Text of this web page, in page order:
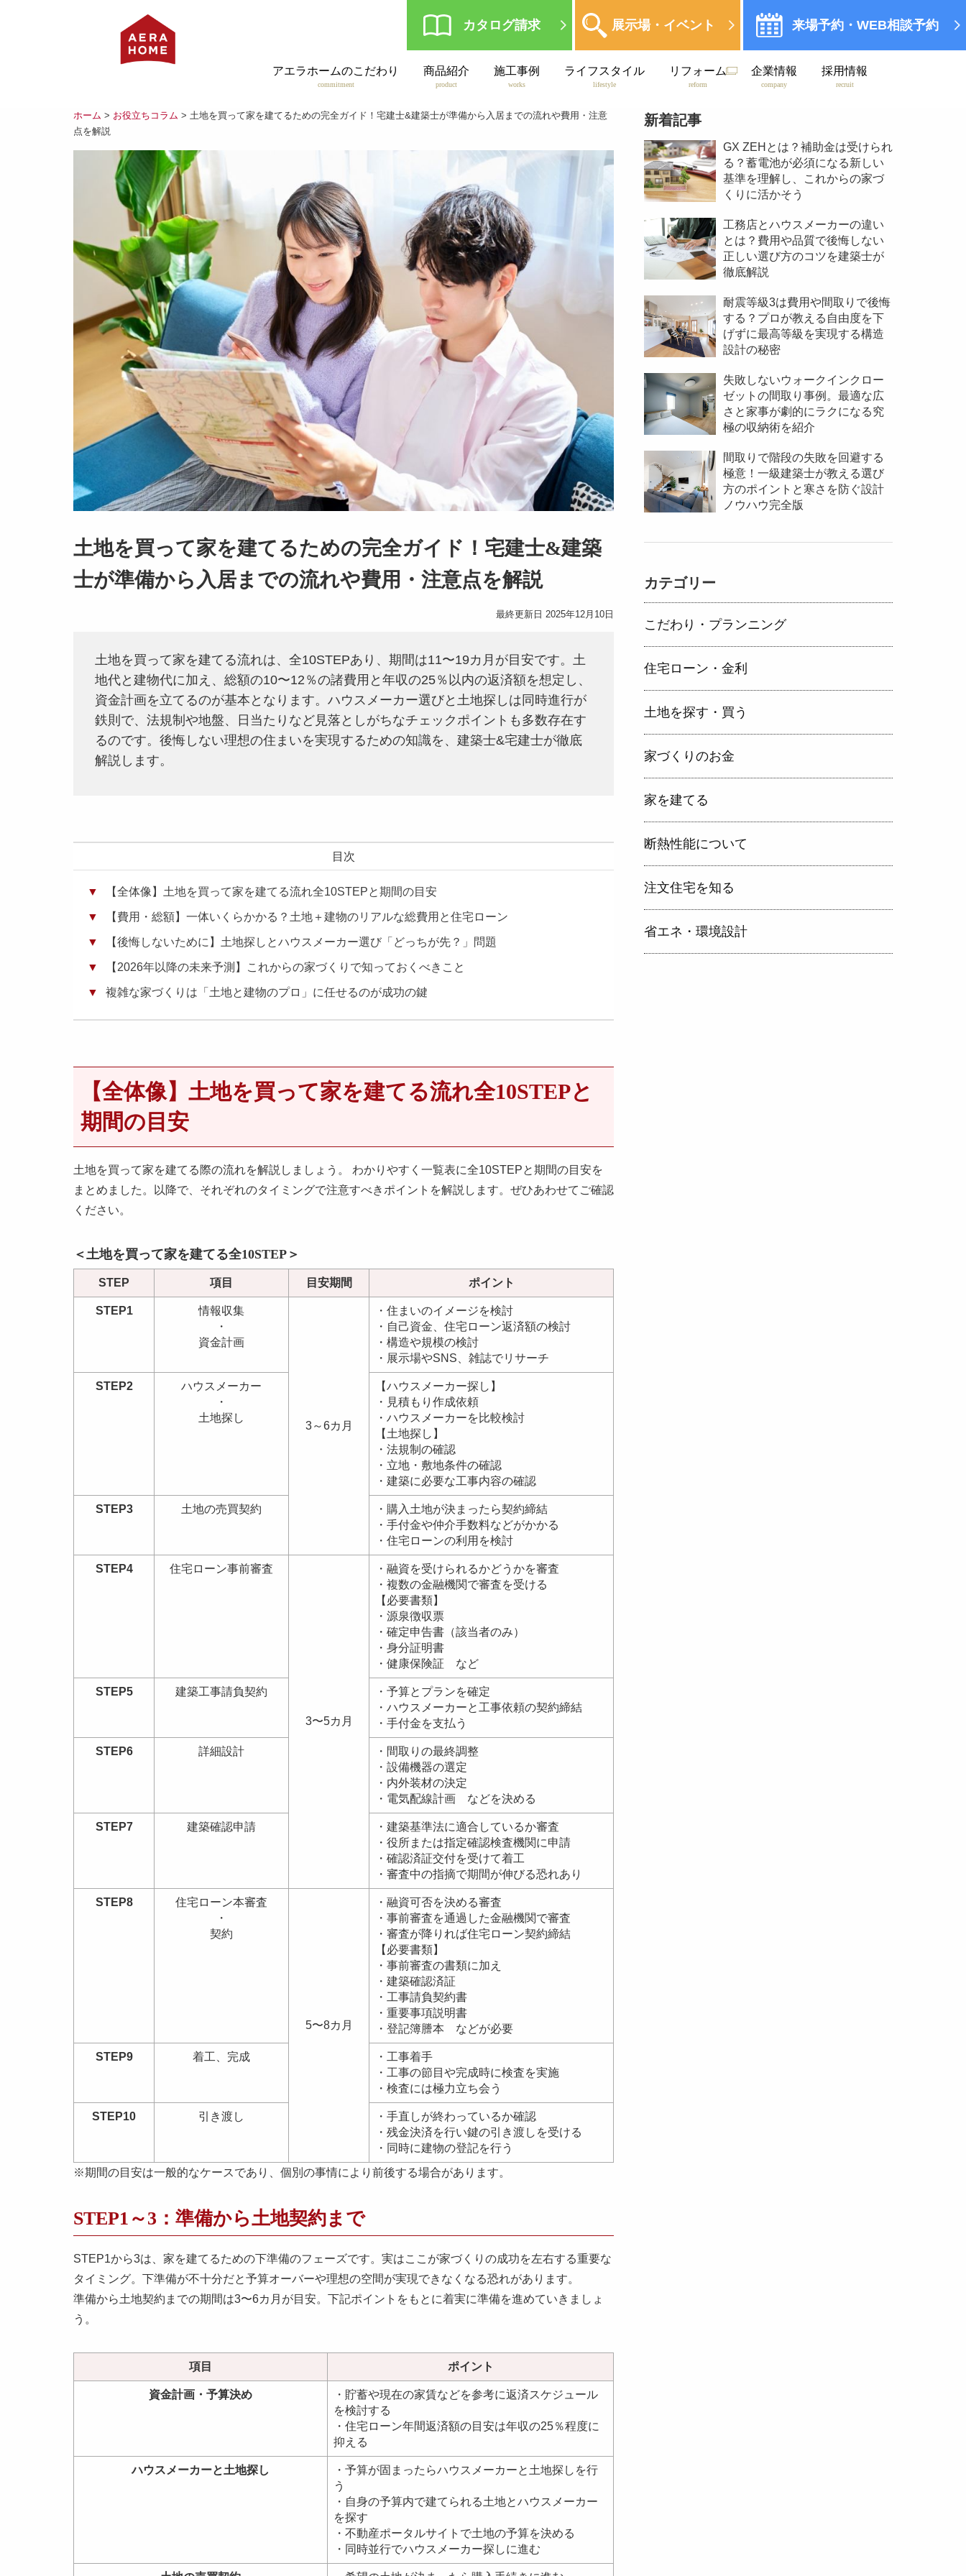
来場予約・WEB相談予約
展示場・イベント
カタログ請求
アエラホームのこだわり
commitment
商品紹介
product
施工事例
works
ライフスタイル
lifestyle
リフォーム
reform
企業情報
company
採用情報
recruit
ホーム > お役立ちコラム > 土地を買って家を建てるための完全ガイド！宅建士&建築士が準備から入居までの流れや費用・注意
点を解説
土地を買って家を建てるための完全ガイド！宅建士&建築
士が準備から入居までの流れや費用・注意点を解説
最終更新日 2025年12月10日
土地を買って家を建てる流れは、全10STEPあり、期間は11〜19カ月が目安です。土
地代と建物代に加え、総額の10〜12％の諸費用と年収の25％以内の返済額を想定し、
資金計画を立てるのが基本となります。ハウスメーカー選びと土地探しは同時進行が
鉄則で、法規制や地盤、日当たりなど見落としがちなチェックポイントも多数存在す
るのです。後悔しない理想の住まいを実現するための知識を、建築士&宅建士が徹底
解説します。
目次
【全体像】土地を買って家を建てる流れ全10STEPと期間の目安
【費用・総額】一体いくらかかる？土地＋建物のリアルな総費用と住宅ローン
【後悔しないために】土地探しとハウスメーカー選び「どっちが先？」問題
【2026年以降の未来予測】これからの家づくりで知っておくべきこと
複雑な家づくりは「土地と建物のプロ」に任せるのが成功の鍵
【全体像】土地を買って家を建てる流れ全10STEPと
期間の目安
土地を買って家を建てる際の流れを解説しましょう。 わかりやすく一覧表に全10STEPと期間の目安を
まとめました。以降で、それぞれのタイミングで注意すべきポイントを解説します。ぜひあわせてご確認
ください。
＜土地を買って家を建てる全10STEP＞
STEP 項目 目安期間 ポイント
STEP1
情報収集
・
資金計画
3～6カ月
・住まいのイメージを検討
・自己資金、住宅ローン返済額の検討
・構造や規模の検討
・展示場やSNS、雑誌でリサーチ
STEP2
ハウスメーカー
・
土地探し
【ハウスメーカー探し】
・見積もり作成依頼
・ハウスメーカーを比較検討
【土地探し】
・法規制の確認
・立地・敷地条件の確認
・建築に必要な工事内容の確認
STEP3 土地の売買契約
・購入土地が決まったら契約締結
・手付金や仲介手数料などがかかる
・住宅ローンの利用を検討
STEP4 住宅ローン事前審査
3〜5カ月
・融資を受けられるかどうかを審査
・複数の金融機関で審査を受ける
【必要書類】
・源泉徴収票
・確定申告書（該当者のみ）
・身分証明書
・健康保険証 など
STEP5 建築工事請負契約
・予算とプランを確定
・ハウスメーカーと工事依頼の契約締結
・手付金を支払う
STEP6 詳細設計
・間取りの最終調整
・設備機器の選定
・内外装材の決定
・電気配線計画 などを決める
STEP7 建築確認申請
・建築基準法に適合しているか審査
・役所または指定確認検査機関に申請
・確認済証交付を受けて着工
・審査中の指摘で期間が伸びる恐れあり
STEP8
住宅ローン本審査
・
契約
5〜8カ月
・融資可否を決める審査
・事前審査を通過した金融機関で審査
・審査が降りれば住宅ローン契約締結
【必要書類】
・事前審査の書類に加え
・建築確認済証
・工事請負契約書
・重要事項説明書
・登記簿謄本 などが必要
STEP9 着工、完成
・工事着手
・工事の節目や完成時に検査を実施
・検査には極力立ち会う
STEP10 引き渡し
・手直しが終わっているか確認
・残金決済を行い鍵の引き渡しを受ける
・同時に建物の登記を行う
※期間の目安は一般的なケースであり、個別の事情により前後する場合があります。
STEP1～3：準備から土地契約まで
STEP1から3は、家を建てるための下準備のフェーズです。実はここが家づくりの成功を左右する重要な
タイミング。下準備が不十分だと予算オーバーや理想の空間が実現できなくなる恐れがあります。
準備から土地契約までの期間は3〜6カ月が目安。下記ポイントをもとに着実に準備を進めていきましょ
う。
項目 ポイント
資金計画・ 予算決め
・貯蓄や現在の家賃などを参考に返済スケジュール
を検討する
・住宅ローン年間返済額の目安は年収の25％程度に
抑える
ハウスメーカーと土地探し
・予算が固まったらハウスメーカーと土地探しを行
う
・自身の予算内で建てられる土地とハウスメーカー
を探す
・不動産ポータルサイトで土地の予算を決める
・同時並行でハウスメーカー探しに進む
新着記事
GX ZEHとは？補助金は受けられ
る？蓄電池が必須になる新しい
基準を理解し、これからの家づ
くりに活かそう
工務店とハウスメーカーの違い
とは？費用や品質で後悔しない
正しい選び方のコツを建築士が
徹底解説
耐震等級3は費用や間取りで後悔
する？プロが教える自由度を下
げずに最高等級を実現する構造
設計の秘密
失敗しないウォークインクロー
ゼットの間取り事例。最適な広
さと家事が劇的にラクになる究
極の収納術を紹介
間取りで階段の失敗を回避する
極意！一級建築士が教える選び
方のポイントと寒さを防ぐ設計
ノウハウ完全版
カテゴリー
こだわり・プランニング
住宅ローン・金利
土地を探す・買う
家づくりのお金
家を建てる
断熱性能について
注文住宅を知る
省エネ・環境設計